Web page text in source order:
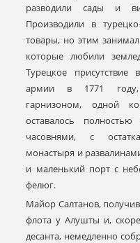
разводили сады и
Производили в
товары, но этим
которые любили
Турецкое
армии в 1771 году,
гарнизоном, одной
оставалось
часовнями, с
монастыря и
и маленький порт с
фелюг.
Майор Салтанов,
флота у Алушты и,
десанта, немедленно